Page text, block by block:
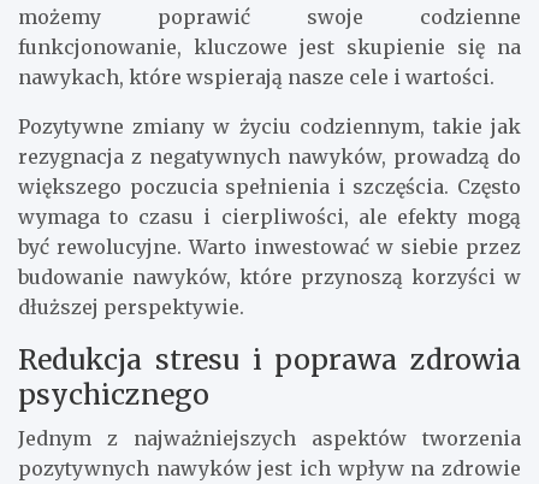
możemy poprawić swoje codzienne
funkcjonowanie, kluczowe jest skupienie się na
nawykach, które wspierają nasze cele i wartości.
Pozytywne zmiany w życiu codziennym, takie jak
rezygnacja z negatywnych nawyków, prowadzą do
większego poczucia spełnienia i szczęścia. Często
wymaga to czasu i cierpliwości, ale efekty mogą
być rewolucyjne. Warto inwestować w siebie przez
budowanie nawyków, które przynoszą korzyści w
dłuższej perspektywie.
Redukcja stresu i poprawa zdrowia
psychicznego
Jednym z najważniejszych aspektów tworzenia
pozytywnych nawyków jest ich wpływ na zdrowie